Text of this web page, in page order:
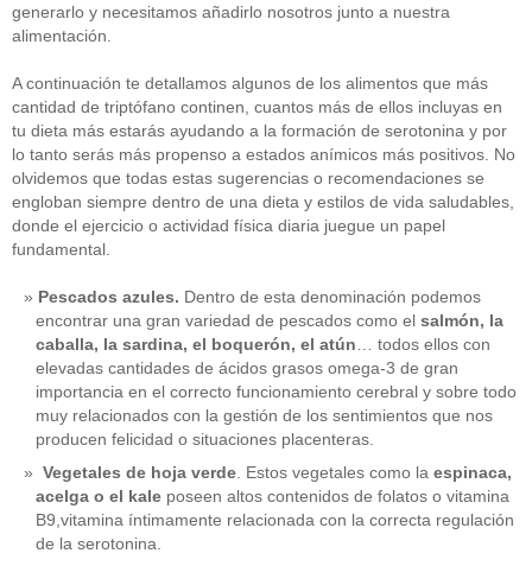
generarlo y necesitamos añadirlo nosotros junto a nuestra
alimentación.
A continuación te detallamos algunos de los alimentos que más
cantidad de triptófano continen, cuantos más de ellos incluyas en
tu dieta más estarás ayudando a la formación de serotonina y por
lo tanto serás más propenso a estados anímicos más positivos. No
olvidemos que todas estas sugerencias o recomendaciones se
engloban siempre dentro de una dieta y estilos de vida saludables,
donde el ejercicio o actividad física diaria juegue un papel
fundamental.
Pescados azules. Dentro de esta denominación podemos
encontrar una gran variedad de pescados como el salmón, la
caballa, la sardina, el boquerón, el atún… todos ellos con
elevadas cantidades de ácidos grasos omega-3 de gran
importancia en el correcto funcionamiento cerebral y sobre todo
muy relacionados con la gestión de los sentimientos que nos
producen felicidad o situaciones placenteras.
Vegetales de hoja verde. Estos vegetales como la espinaca,
acelga o el kale poseen altos contenidos de folatos o vitamina
B9,vitamina íntimamente relacionada con la correcta regulación
de la serotonina.